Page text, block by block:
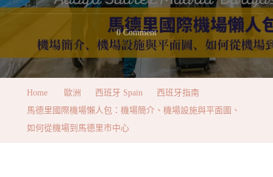
0 CommentOn
馬
Home 歐洲 西班牙 Spain
西班牙指南
馬德里國際機場懶人包：機場簡介、機場設施與平面圖、
如何從機場到馬德里市中心